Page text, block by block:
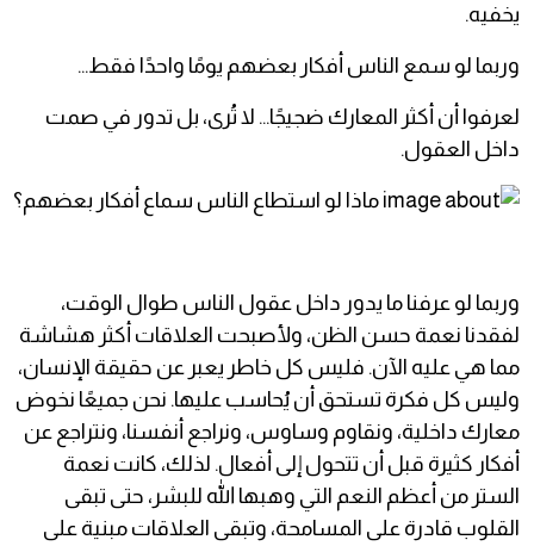
يخفيه.
وربما لو سمع الناس أفكار بعضهم يومًا واحدًا فقط…
لعرفوا أن أكثر المعارك ضجيجًا... لا تُرى، بل تدور في صمت
داخل العقول.
وربما لو عرفنا ما يدور داخل عقول الناس طوال الوقت،
لفقدنا نعمة حسن الظن، ولأصبحت العلاقات أكثر هشاشة
مما هي عليه الآن. فليس كل خاطر يعبر عن حقيقة الإنسان،
وليس كل فكرة تستحق أن يُحاسب عليها. نحن جميعًا نخوض
معارك داخلية، ونقاوم وساوس، ونراجع أنفسنا، ونتراجع عن
أفكار كثيرة قبل أن تتحول إلى أفعال. لذلك، كانت نعمة
الستر من أعظم النعم التي وهبها الله للبشر، حتى تبقى
القلوب قادرة على المسامحة، وتبقى العلاقات مبنية على